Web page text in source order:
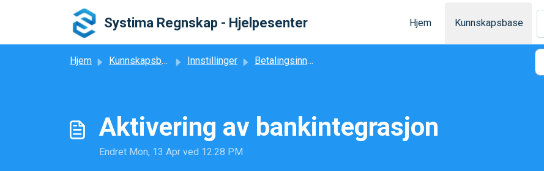
Systima Regnskap - Hjelpesenter Hjem Kunnskapsbase
Hjem Kunnskapsbase Innstillinger Betalingsinnstillinger
Aktivering av bankintegrasjon
Endret Mon, 13 Apr ved 12:28 PM